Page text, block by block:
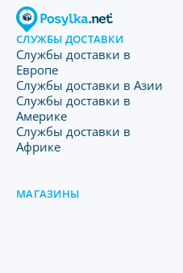
СЛУЖБЫ ДОСТАВКИ
Службы доставки в
Европе
Службы доставки в Азии
Службы доставки в
Америке
Службы доставки в
Африке
МАГАЗИНЫ